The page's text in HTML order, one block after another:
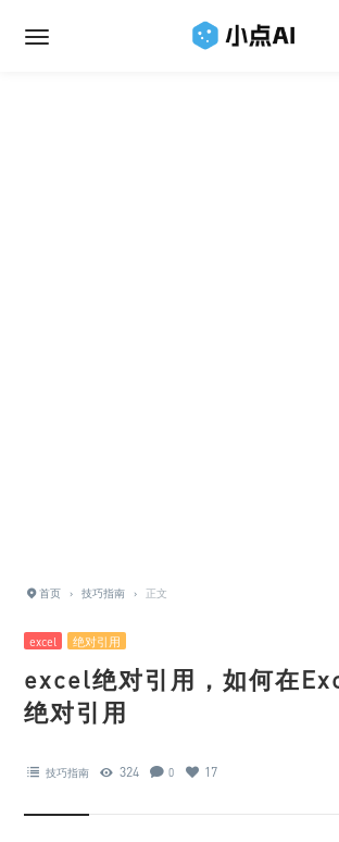
首页 › 技巧指南 › 正文
excel 绝对引用
excel绝对引用，如何在
绝对引用
技巧指南 324 0 17